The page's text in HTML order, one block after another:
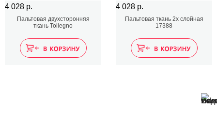
4 028 р.
Пальтовая двухсторонняя
ткань Tollegno
4 028 р.
Пальтовая ткань 2х слойная
17388